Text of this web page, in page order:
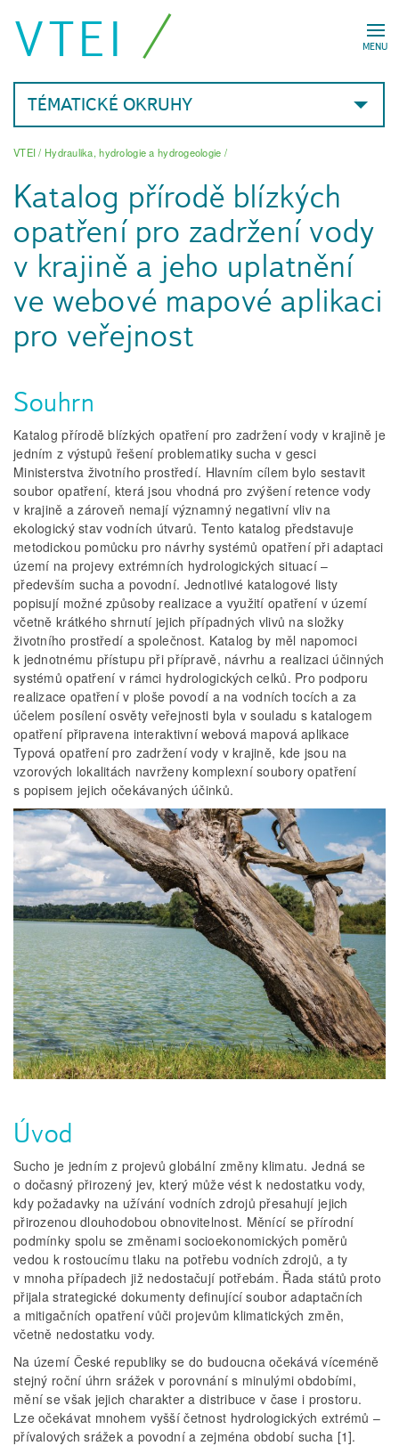
MENU
VTEI
TÉMATICKÉ OKRUHY
VTEI/ Hydraulika, hydrologie a hydrogeologie /
Katalog přírodě blízkých
opatření pro zadržení vody
v krajině a jeho uplatnění
ve webové mapové aplikaci
pro veřejnost
Souhrn
Katalog přírodě blízkých opatření pro zadržení vody v krajině je
jedním z výstupů řešení problematiky sucha v gesci
Ministerstva životního prostředí. Hlavním cílem bylo sestavit
soubor opatření, která jsou vhodná pro zvýšení retence vody
v krajině a zároveň nemají významný negativní vliv na
ekologický stav vodních útvarů. Tento katalog představuje
metodickou pomůcku pro návrhy systémů opatření při adaptaci
území na projevy extrémních hydrologických situací –
především sucha a povodní. Jednotlivé katalogové listy
popisují možné způsoby realizace a využití opatření v území
včetně krátkého shrnutí jejich případných vlivů na složky
životního prostředí a společnost. Katalog by měl napomoci
k jednotnému přístupu při přípravě, návrhu a realizaci účinných
systémů opatření v rámci hydrologických celků. Pro podporu
realizace opatření v ploše povodí a na vodních tocích a za
účelem posílení osvěty veřejnosti byla v souladu s katalogem
opatření připravena interaktivní webová mapová aplikace
Typová opatření pro zadržení vody v krajině, kde jsou na
vzorových lokalitách navrženy komplexní soubory opatření
s popisem jejich očekávaných účinků.
Úvod
Sucho je jedním z projevů globální změny klimatu. Jedná se
o dočasný přirozený jev, který může vést k nedostatku vody,
kdy požadavky na užívání vodních zdrojů přesahují jejich
přirozenou dlouhodobou obnovitelnost. Měnící se přírodní
podmínky spolu se změnami socioekonomických poměrů
vedou k rostoucímu tlaku na potřebu vodních zdrojů, a ty
v mnoha případech již nedostačují potřebám. Řada států proto
přijala strategické dokumenty definující soubor adaptačních
a mitigačních opatření vůči projevům klimatických změn,
včetně nedostatku vody.
Na území České republiky se do budoucna očekává víceméně
stejný roční úhrn srážek v porovnání s minulými obdobími,
mění se však jejich charakter a distribuce v čase i prostoru.
Lze očekávat mnohem vyšší četnost hydrologických extrémů –
přívalových srážek a povodní a zejména období sucha [1].